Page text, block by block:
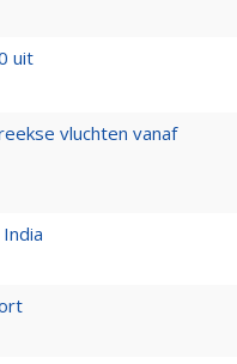
uit
vluchten vanaf